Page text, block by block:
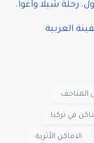
، رحلة شيلا وأغوا،
العربية
المتاحف
في تركيا
الاماكن الأثرية